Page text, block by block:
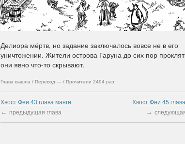
Делиора мёртв, но задание заключалось вовсе не в его
уничтожении. Жители острова Гаруна до сих пор
они явно что-то скрывают.
Глава вышла / Перевод — / Прочитали 2494 раз
Хвост Феи 43 глава манги
← предыдущая глава
Хвост Феи 45
→